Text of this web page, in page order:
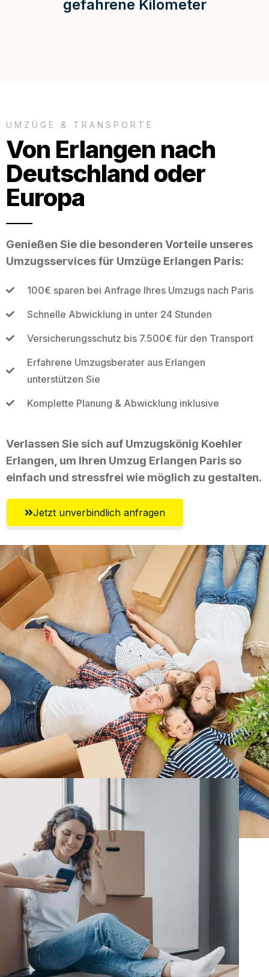
gefahrene Kilometer
UMZÜGE & TRANSPORTE
Von Erlangen nach
Deutschland oder
Europa
Genießen Sie die besonderen Vorteile unseres
Umzugsservices für Umzüge Erlangen Paris:
100€ sparen bei Anfrage Ihres Umzugs nach Paris
Schnelle Abwicklung in unter 24 Stunden
Versicherungsschutz bis 7.500€ für den Transport
Erfahrene Umzugsberater aus Erlangen
unterstützen Sie
Komplette Planung & Abwicklung inklusive
Verlassen Sie sich auf Umzugskönig Koehler
Erlangen, um Ihren Umzug Erlangen Paris so
einfach und stressfrei wie möglich zu gestalten.
Jetzt unverbindlich anfragen